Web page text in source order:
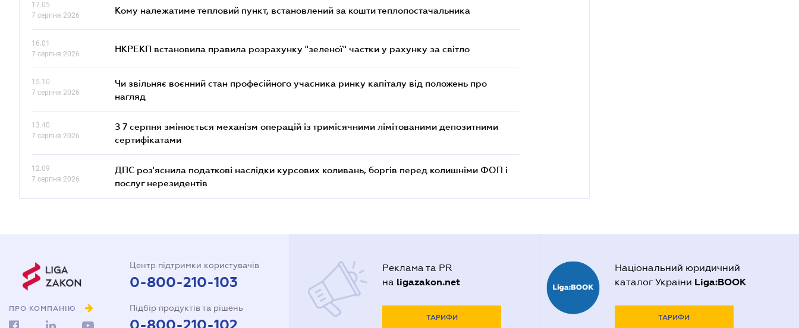
17.05
7 серпня 2026
Кому належатиме тепловий пункт, встановлений за кошти теплопостачальника
16.01
7 серпня 2026
НКРЕКП встановила правила розрахунку "зеленої" частки у рахунку за світло
15.10
7 серпня 2026
Чи звільняє воєнний стан професійного учасника ринку капіталу від положень про
нагляд
13.40
7 серпня 2026
З 7 серпня змінюється механізм операцій із тримісячними лімітованими депозитними
сертифікатами
12.09
7 серпня 2026
ДПС роз'яснила податкові наслідки курсових коливань, боргів перед колишніми ФОП і
послуг нерезидентів
ПРО КОМПАНІЮ
Центр підтримки користувачів
0-800-210-103
Підбір продуктів та рішень
0-800-210-102
Реклама та PR
на ligazakon.net
ТАРИФИ
Національний юридичний
каталог України Liga:BOOK
ТАРИФИ